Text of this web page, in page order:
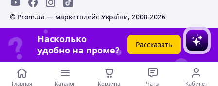
© Prom.ua — маркетплейс України, 2008-2026
Насколько
удобно на проме?
Рассказать
Главная Каталог Корзина Чаты Кабинет